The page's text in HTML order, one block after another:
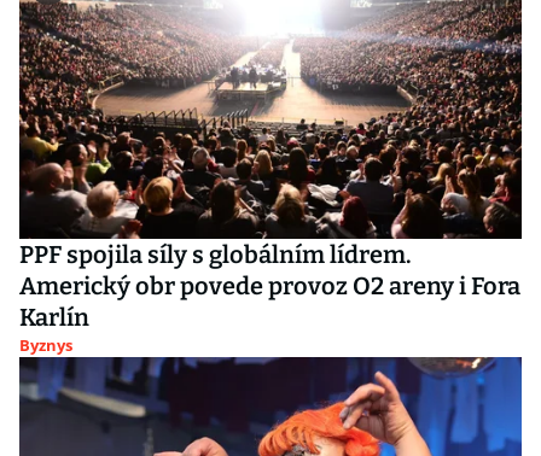
PPF spojila síly s globálním lídrem.
Americký obr povede provoz O2 areny i Fora
Karlín
Byznys